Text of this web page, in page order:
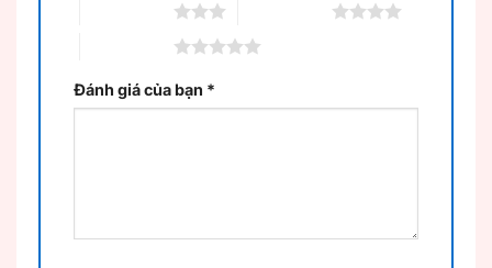
Đánh giá của bạn *